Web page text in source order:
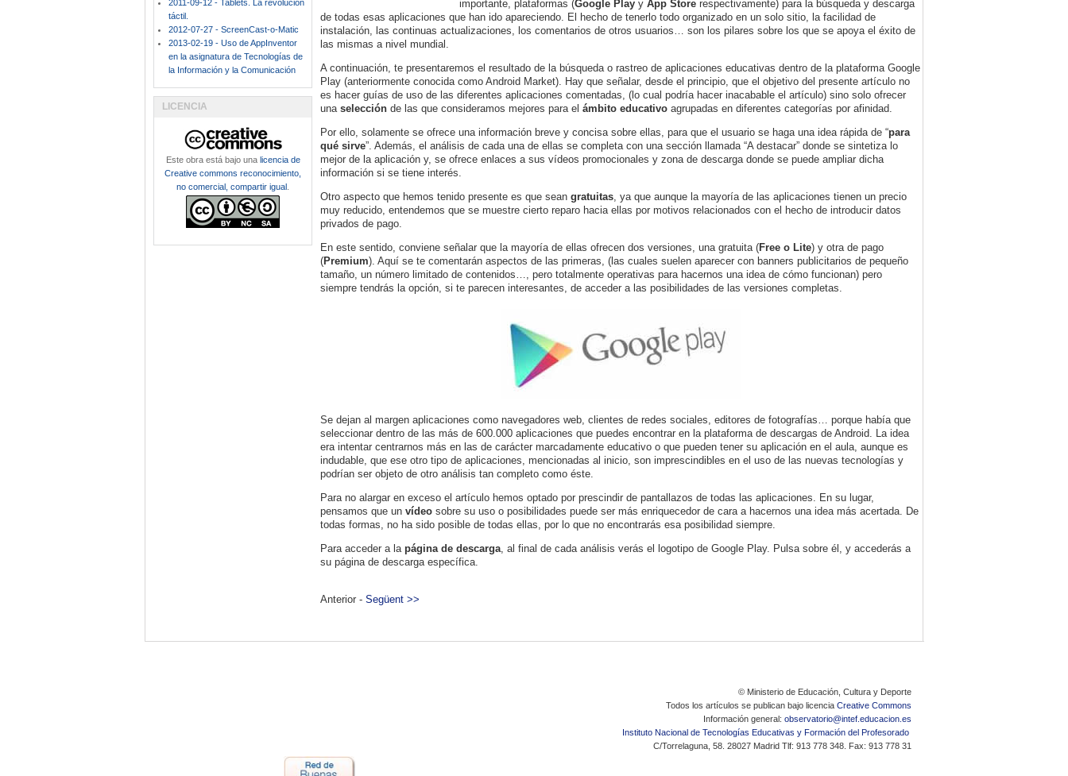
importante, plataformas (Google Play y App Store respectivamente) para la búsqueda y descarga
de todas esas aplicaciones que han ido apareciendo. El hecho de tenerlo todo organizado en un solo sitio, la facilidad de
instalación, las continuas actualizaciones, los comentarios de otros usuarios… son los pilares sobre los que se apoya el éxito de
las mismas a nivel mundial.
A continuación, te presentaremos el resultado de la búsqueda o rastreo de aplicaciones educativas dentro de la plataforma Google
Play (anteriormente conocida como Android Market). Hay que señalar, desde el principio, que el objetivo del presente artículo no
es hacer guías de uso de las diferentes aplicaciones comentadas, (lo cual podría hacer inacabable el artículo) sino solo ofrecer
una selección de las que consideramos mejores para el ámbito educativo agrupadas en diferentes categorías por afinidad.
Por ello, solamente se ofrece una información breve y concisa sobre ellas, para que el usuario se haga una idea rápida de “para
qué sirve”. Además, el análisis de cada una de ellas se completa con una sección llamada “A destacar” donde se sintetiza lo
mejor de la aplicación y, se ofrece enlaces a sus vídeos promocionales y zona de descarga donde se puede ampliar dicha
información si se tiene interés.
Otro aspecto que hemos tenido presente es que sean gratuitas, ya que aunque la mayoría de las aplicaciones tienen un precio
muy reducido, entendemos que se muestre cierto reparo hacia ellas por motivos relacionados con el hecho de introducir datos
privados de pago.
En este sentido, conviene señalar que la mayoría de ellas ofrecen dos versiones, una gratuita (Free o Lite) y otra de pago
(Premium). Aquí se te comentarán aspectos de las primeras, (las cuales suelen aparecer con banners publicitarios de pequeño
tamaño, un número limitado de contenidos…, pero totalmente operativas para hacernos una idea de cómo funcionan) pero
siempre tendrás la opción, si te parecen interesantes, de acceder a las posibilidades de las versiones completas.
Se dejan al margen aplicaciones como navegadores web, clientes de redes sociales, editores de fotografías… porque había que
seleccionar dentro de las más de 600.000 aplicaciones que puedes encontrar en la plataforma de descargas de Android. La idea
era intentar centrarnos más en las de carácter marcadamente educativo o que pueden tener su aplicación en el aula, aunque es
indudable, que ese otro tipo de aplicaciones, mencionadas al inicio, son imprescindibles en el uso de las nuevas tecnologías y
podrían ser objeto de otro análisis tan completo como éste.
Para no alargar en exceso el artículo hemos optado por prescindir de pantallazos de todas las aplicaciones. En su lugar,
pensamos que un vídeo sobre su uso o posibilidades puede ser más enriquecedor de cara a hacernos una idea más acertada. De
todas formas, no ha sido posible de todas ellas, por lo que no encontrarás esa posibilidad siempre.
Para acceder a la página de descarga, al final de cada análisis verás el logotipo de Google Play. Pulsa sobre él, y accederás a
su página de descarga específica.
Anterior - Següent >>
2011-09-12 - Tablets. La revolución
táctil.
2012-07-27 - ScreenCast-o-Matic
2013-02-19 - Uso de AppInventor
en la asignatura de Tecnologías de
la Información y la Comunicación
LICENCIA
Este obra está bajo una licencia de
Creative commons reconocimiento,
no comercial, compartir igual
© Ministerio de Educación, Cultura y Deporte
Todos los artículos se publican bajo licencia Creative Commons
Información general: observatorio@intef.educacion.es
Instituto Nacional de Tecnologías Educativas y Formación del Profesorado
C/Torrelaguna, 58. 28027 Madrid Tlf: 913 778 348. Fax: 913 778 31